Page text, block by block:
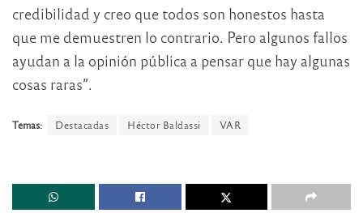
credibilidad y creo que todos son honestos hasta
que me demuestren lo contrario. Pero algunos fallos
ayudan a la opinión pública a pensar que hay algunas
cosas raras”.
Temas: Destacadas Héctor Baldassi VAR